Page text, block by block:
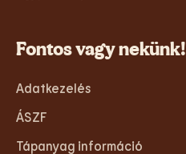
Fontos vagy nekünk!
Adatkezelés
ÁSZF
Tápanyag információ